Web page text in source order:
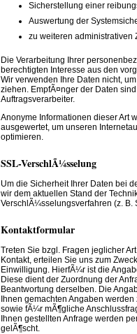
Sicherstellung einer
Auswertung der
zu weiteren administrativen
Die Verarbeitung Ihrer
berechtigten Interesse aus den
Wir verwenden Ihre Daten nicht,
ziehen. EmpfÃ¤nger der Daten
Auftragsverarbeiter.
Anonyme Informationen dieser Art
ausgewertet, um unseren
optimieren.
SSL-VerschlÃ¼sselung
Um die Sicherheit Ihrer Daten bei
wir dem aktuellen Stand der
VerschlÃ¼sselungsverfahren (z. B.
Kontaktformular
Treten Sie bzgl. Fragen jeglicher
Kontakt, erteilen Sie uns zum
Einwilligung. HierfÃ¼r ist die
Diese dient der Zuordnung der
Beantwortung derselben. Die
Ihnen gemachten Angaben
sowie fÃ¼r mÃ¶gliche
Ihnen gestellten Anfrage werden
gelÃ¶scht.